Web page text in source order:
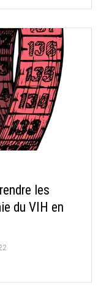
les
du VIH en